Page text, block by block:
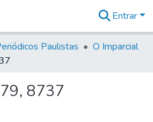
&
Coleções
Tudo na
Digital
Entrar
Paulistas
O Imparcial
8737